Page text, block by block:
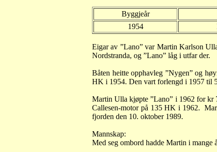
Byggjeår
1954
Eigar av ”Lano” var Martin Karlson
Nordstranda, og ”Lano” låg i utfar der.
Båten heitte opphavleg ”Nygen” og
HK i 1954. Den vart forlengd i 1957 til
Martin Ulla kjøpte ”Lano” i 1962 for kr
Callesen-motor på 135 HK i 1962.
fjorden den 10. oktober1989.
Mannskap:
Med seg ombord hadde Martin i